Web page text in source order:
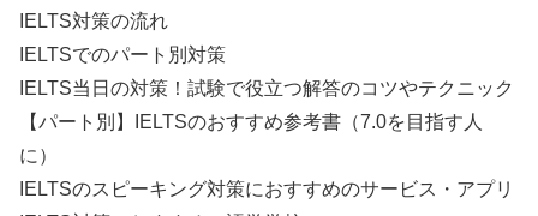
IELTS対策の流れ
IELTSでのパート別対策
IELTS当日の対策！試験で役立つ解答のコツやテクニック
【パート別】IELTSのおすすめ参考書（7.0を目指す人
に）
IELTSのスピーキング対策におすすめのサービス・アプリ